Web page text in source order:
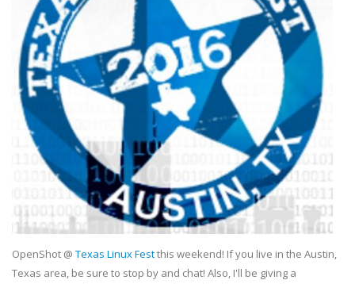
OpenShot @ Texas Linux Festthis weekend! If you live in the Austin,
Texas area, be sure to stop by and chat! Also, I'll be giving a